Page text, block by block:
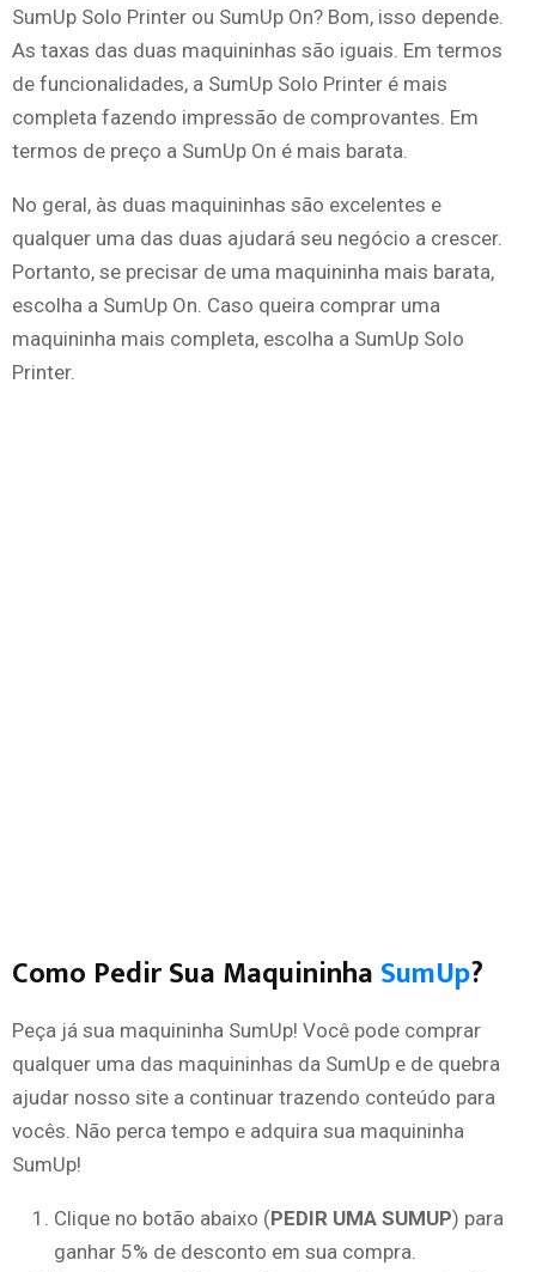
SumUp Solo Printer ou SumUp On? Bom, isso depende.
As taxas das duas maquininhas são iguais. Em termos
de funcionalidades, a SumUp Solo Printer é mais
completa fazendo impressão de comprovantes. Em
termos de preço a SumUp On é mais barata.
No geral, às duas maquininhas são excelentes e
qualquer uma das duas ajudará seu negócio a crescer.
Portanto, se precisar de uma maquininha mais barata,
escolha a SumUp On. Caso queira comprar uma
maquininha mais completa, escolha a SumUp Solo
Printer.
Como Pedir Sua Maquininha SumUp?
Peça já sua maquininha SumUp! Você pode comprar
qualquer uma das maquininhas da SumUp e de quebra
ajudar nosso site a continuar trazendo conteúdo para
vocês. Não perca tempo e adquira sua maquininha
SumUp!
Clique no botão abaixo (PEDIR UMA SUMUP) para
ganhar 5% de desconto em sua compra.